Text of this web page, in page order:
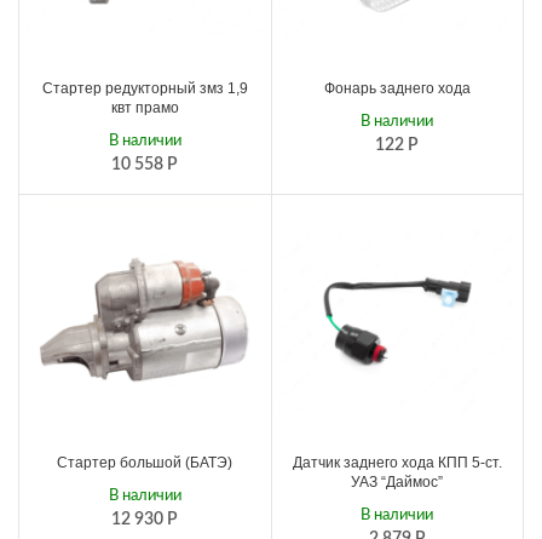
Стартер редукторный змз 1,9
квт прамо
10 558 Р
В наличии
Фонарь заднего хода
122 Р
В наличии
Стартер большой (БАТЭ)
12 930 Р
В наличии
Датчик заднего хода КПП 5-ст.
УАЗ “Даймос”
В наличии